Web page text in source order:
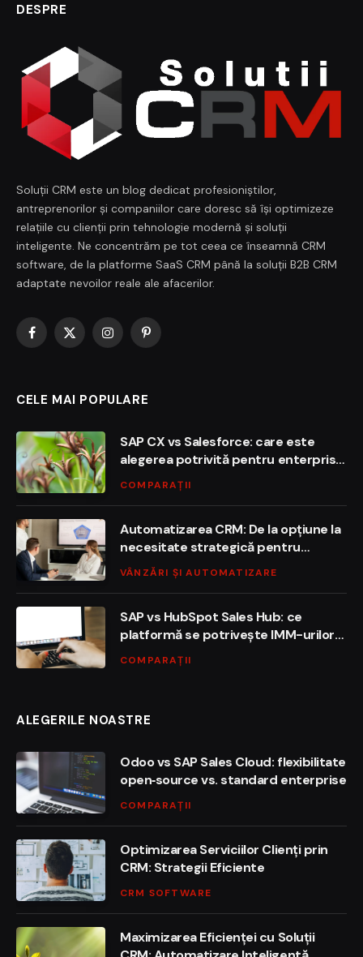
DESPRE
Soluții CRM este un blog dedicat profesioniștilor,
antreprenorilor și companiilor care doresc să își optimizeze
relațiile cu clienții prin tehnologie modernă și soluții
inteligente. Ne concentrăm pe tot ceea ce înseamnă CRM
software, de la platforme SaaS CRM până la soluții B2B CRM
adaptate nevoilor reale ale afacerilor.
Facebook
X
InstagramPinterest
CELE MAI POPULARE
SAP CX vs Salesforce: care este
alegerea potrivită pentru enterprise
în 2026?
COMPARAȚII
Automatizarea CRM: De la opțiune la
necesitate strategică pentru
succesul afacerii
VÂNZĂRI ȘI AUTOMATIZARE
SAP vs HubSpot Sales Hub: ce
platformă se potrivește IMM-urilor
din România?
COMPARAȚII
ALEGERILE NOASTRE
Odoo vs SAP Sales Cloud: flexibilitate
open‑source vs. standard enterprise
COMPARAȚII
Optimizarea Serviciilor Clienți prin
CRM: Strategii Eficiente
CRM SOFTWARE
Maximizarea Eficienței cu Soluții